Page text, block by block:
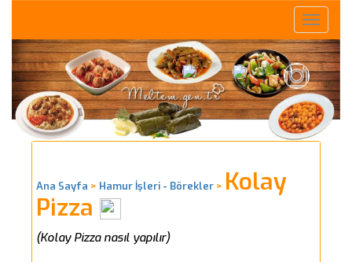
Toggle
Ana Sayfa > Hamur İşleri - Börekler > Kolay
Pizza
(Kolay Pizza nasıl yapılır)